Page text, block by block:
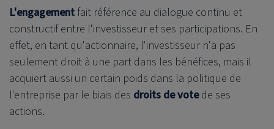
L'engagement fait référence au dialogue continu et
constructif entre l'investisseur et ses participations. En
effet, en tant qu'actionnaire, l'investisseur n'a pas
seulement droit à une part dans les bénéfices, mais il
acquiert aussi un certain poids dans la politique de
l'entreprise par le biais des droits de vote de ses
actions.